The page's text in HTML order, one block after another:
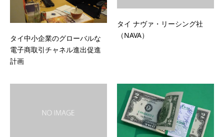
タイ中小企業のグローバルな
電子商取引チャネル進出促進
計画
タイ ナヴァ・リーシング社
（NAVA）